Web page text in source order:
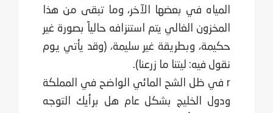
المياه في بعضها الآخر، وما تبقى من هذا
المخزون الغالي يتم ‏استنزافه حالياً بصورة غير
حكيمة، وبطريقة غير سليمة، ‏(وقد يأتي يوم
نقول فيه: ليتنا ما زرعنا)‏.
r في ظل الشح المائي الواضح في المملكة
ودول الخليج بشكل عام هل برأيك التوجه